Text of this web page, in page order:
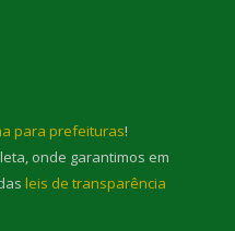
para prefeituras!
onde garantimos em
leis de transparência